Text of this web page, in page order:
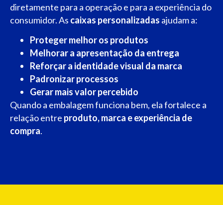
diretamente para a operação e para a experiência do
consumidor. As caixas personalizadas ajudam a:
Proteger melhor os produtos
Melhorar a apresentação da entrega
Reforçar a identidade visual da marca
Padronizar processos
Gerar mais valor percebido
Quando a embalagem funciona bem, ela fortalece a
relação entre produto, marca e experiência de
compra.